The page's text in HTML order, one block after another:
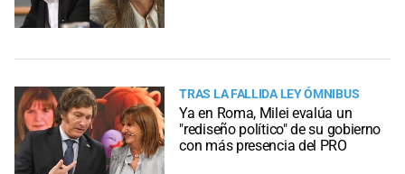
TRAS LA FALLIDA LEY ÓMNIBUS
Ya en Roma, Milei evalúa un
"rediseño político" de su gobierno
con más presencia del PRO